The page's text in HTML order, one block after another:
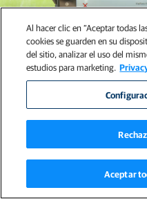
Comunicados de prensa
Topcon presenta la
Al hacer clic en “Aceptar todas
cookies se guarden en su
del sitio, analizar el uso del
estudios para marketing.
Aceptar